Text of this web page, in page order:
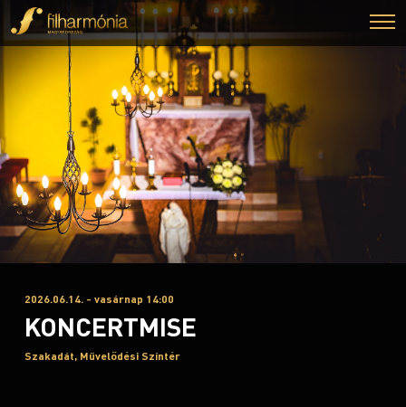
2026.06.14. - vasárnap 14:00
KONCERTMISE
Szakadát, Művelődési Színtér